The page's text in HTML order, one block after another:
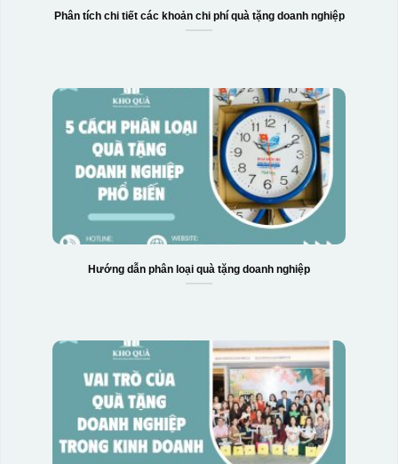
Phân tích chi tiết các khoản chi phí quà tặng doanh nghiệp
Hướng dẫn phân loại quà tặng doanh nghiệp